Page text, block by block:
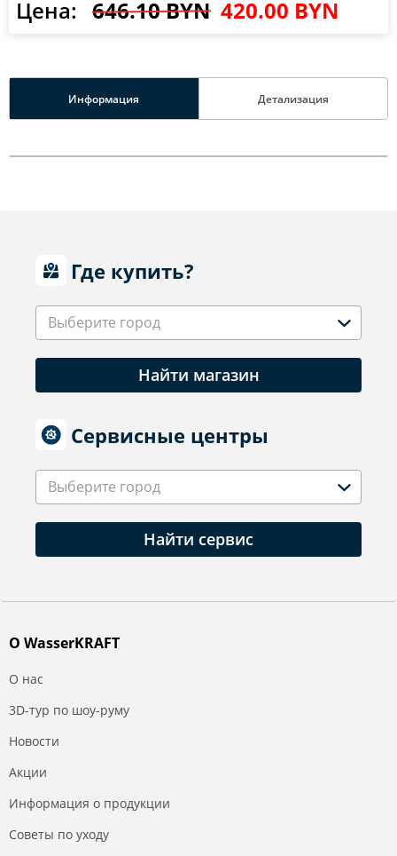
Цена: 646.10 BYN 420.00 BYN
Информация Детализация
Где купить?
Выберите город
Найти магазин
Сервисные центры
Выберите город
Найти сервис
О WasserKRAFT
О нас
3D-тур по шоу-руму
Новости
Акции
Информация о продукции
Советы по уходу